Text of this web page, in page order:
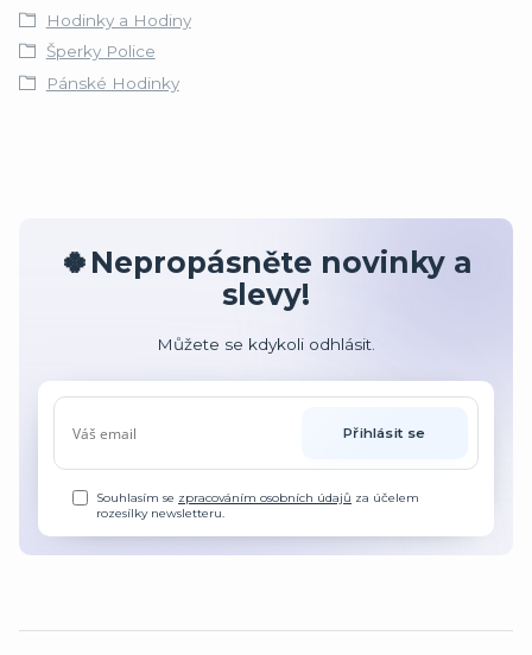
Hodinky a Hodiny
Šperky Police
Pánské Hodinky
🍀Nepropásněte novinky a
slevy!
Můžete se kdykoli odhlásit.
Přihlásit se
Souhlasím se zpracováním osobních údajů za účelem
rozesílky newsletteru.